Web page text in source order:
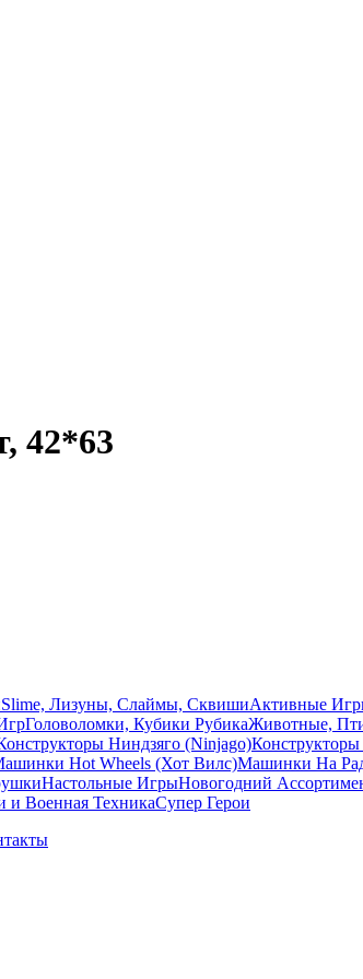
42*63
Slime, Лизуны, Слаймы, СквишиАктивные
Головоломки, Кубики РубикаЖивотные,
Ниндзяго (Ninjago)
Hot Wheels (Хот Вилс)Машинки На
Настольные ИгрыНовогодний
и Военная ТехникаСупер Герои